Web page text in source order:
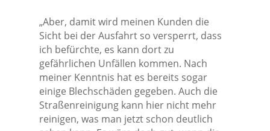
„Aber, damit wird meinen Kunden die
Sicht bei der Ausfahrt so versperrt, dass
ich befürchte, es kann dort zu
gefährlichen Unfällen kommen. Nach
meiner Kenntnis hat es bereits sogar
einige Blechschäden gegeben. Auch die
Straßenreinigung kann hier nicht mehr
reinigen, was man jetzt schon deutlich